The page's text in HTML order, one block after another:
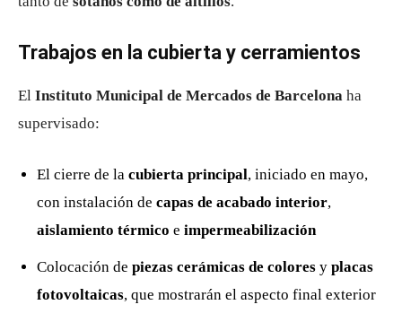
Trabajos en la cubierta y cerramientos
El Instituto Municipal de Mercados de Barcelona ha
supervisado:
El cierre de la cubierta principal, iniciado en mayo,
con instalación de capas de acabado interior,
aislamiento térmico e impermeabilización
Colocación de piezas cerámicas de colores y placas
fotovoltaicas, que mostrarán el aspecto final exterior